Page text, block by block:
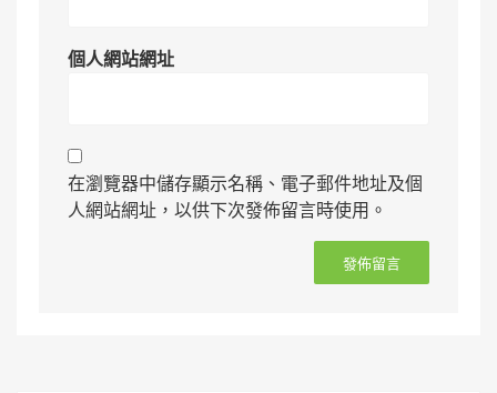
個人網站網址
在瀏覽器中儲存顯示名稱、電子郵件地址及個
人網站網址，以供下次發佈留言時使用。